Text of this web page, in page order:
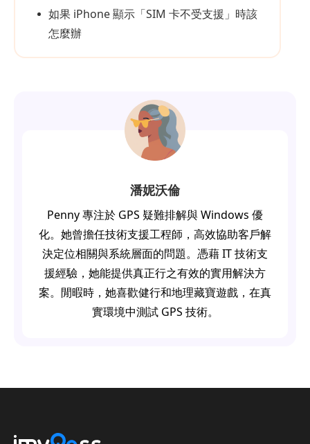
如果 iPhone 顯示「SIM 卡不受支援」時該
怎麼辦
潘妮沃倫
Penny 專注於 GPS 疑難排解與 Windows 優
化。她曾擔任技術支援工程師，高效協助客戶解
決定位相關與系統層面的問題。憑藉 IT 技術支
援經驗，她能提供真正行之有效的實用解決方
案。閒暇時，她喜歡健行和地理藏寶遊戲，在真
實環境中測試 GPS 技術。